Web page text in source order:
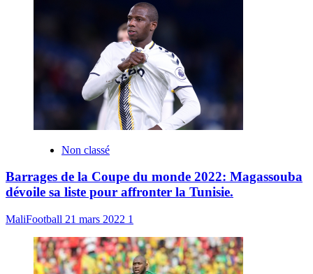
Non classé
Barrages de la Coupe du monde 2022: Magassouba
dévoile sa liste pour affronter la Tunisie.
MaliFootball 21 mars 2022 1